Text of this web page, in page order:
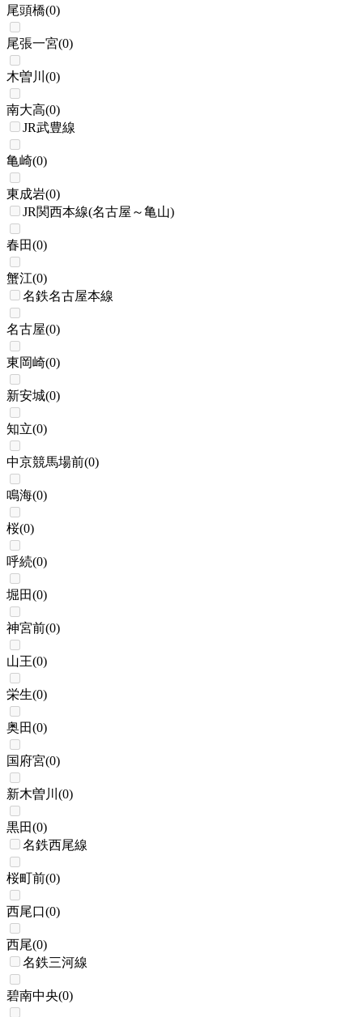
尾頭橋(0)
尾張一宮(0)
木曽川 (0)
南大高(0)
JR武豊線
亀崎(0)
東成岩(0)
JR関西本線(名古屋～亀山)
春田(0)
蟹江(0)
名鉄名古屋本線
名古屋(0)
東岡崎(0)
新安城(0)
知立(0)
中京競馬場前(0)
鳴海(0)
桜(0)
呼続(0)
堀田(0)
神宮前(0)
山王(0)
栄生(0)
奥田(0)
国府宮(0)
新木曽川 (0)
黒田(0)
名鉄西尾線
桜町前(0)
西尾口(0)
西尾(0)
名鉄三河線
碧南中央(0)